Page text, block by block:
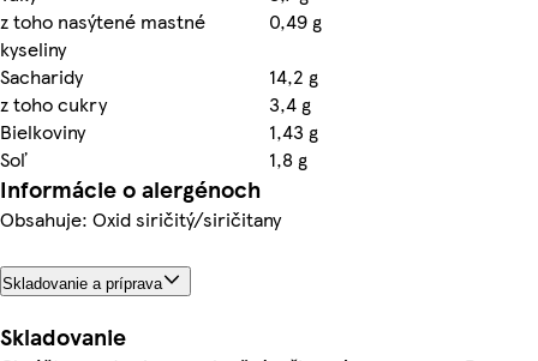
z toho nasýtené mastné
kyseliny
0,49 g
Sacharidy
14,2 g
z toho cukry
3,4 g
Bielkoviny
1,43 g
Soľ
1,8 g
Informácie o alergénoch
Obsahuje: Oxid siričitý/siričitany
Skladovanie a príprava
Skladovanie